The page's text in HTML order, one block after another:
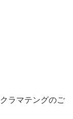
ラマテングのご